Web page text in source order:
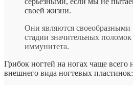
своей жизни.
Они являются своеобразными
стадии значительных поломок
иммунитета.
Грибок ногтей на ногах чаще всего
внешнего вида ногтевых пластинок: